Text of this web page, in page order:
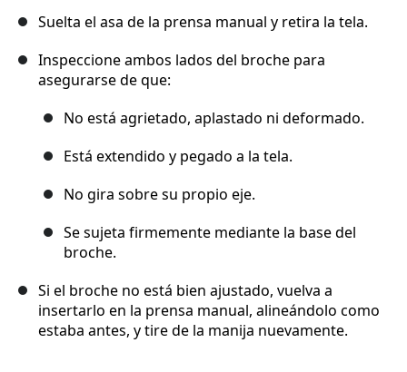
Suelta el asa de la prensa manual y retira la tela.
Inspeccione ambos lados del broche para
asegurarse de que:
No está agrietado, aplastado ni deformado.
Está extendido y pegado a la tela.
No gira sobre su propio eje.
Se sujeta firmemente mediante la base del
broche.
Si el broche no está bien ajustado, vuelva a
insertarlo en la prensa manual, alineándolo como
estaba antes, y tire de la manija nuevamente.